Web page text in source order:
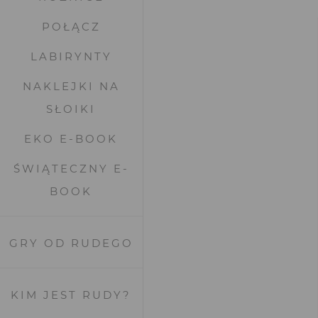
POŁĄCZ
LABIRYNTY
NAKLEJKI NA
SŁOIKI
EKO E-BOOK
ŚWIĄTECZNY E-
BOOK
GRY OD RUDEGO
KIM JEST RUDY?